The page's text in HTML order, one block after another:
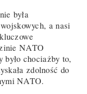
była
a nasi
NATO
było chociażby to,
zdolność do
NATO.